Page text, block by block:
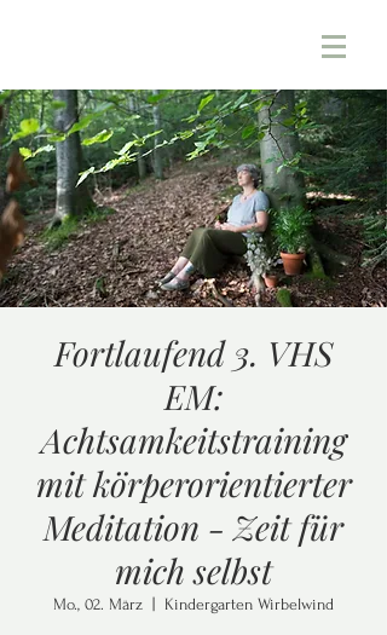
Fortlaufend 3. VHS
EM:
Achtsamkeitstraining
mit körperorientierter
Meditation - Zeit für
mich selbst
Mo., 02. März Kindergarten Wirbelwind